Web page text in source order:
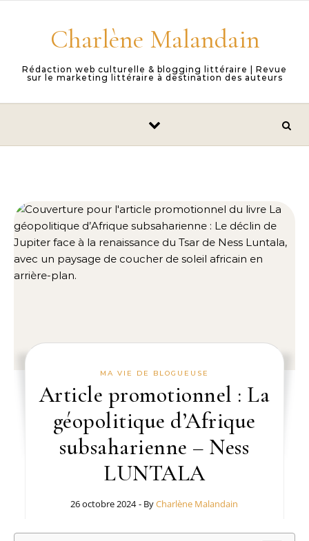
Charlène Malandain
Rédaction web culturelle & blogging littéraire | Revue
sur le marketing littéraire à destination des auteurs
MA VIE DE BLOGUEUSE
Article promotionnel : La
géopolitique d’Afrique
subsaharienne – Ness
LUNTALA
26 octobre 2024 - ByCharlène Malandain